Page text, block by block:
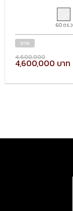
60 ตร.ว
ขาย
4,600,000
4,600,000 บาท